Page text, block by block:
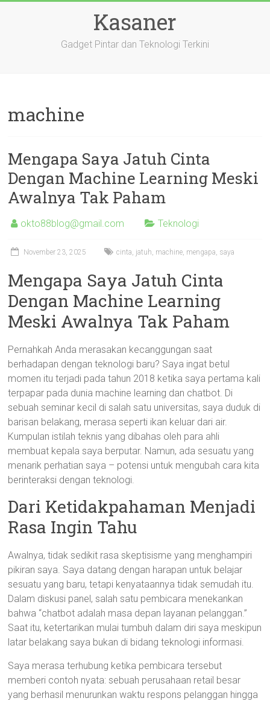
Kasaner
Gadget Pintar dan Teknologi Terkini
machine
Mengapa Saya Jatuh Cinta
Dengan Machine Learning Meski
Awalnya Tak Paham
okto88blog@gmail.com Teknologi
November 23, 2025 cinta, jatuh, machine, mengapa, saya
Mengapa Saya Jatuh Cinta
Dengan Machine Learning
Meski Awalnya Tak Paham
Pernahkah Anda merasakan kecanggungan saat
berhadapan dengan teknologi baru? Saya ingat betul
momen itu terjadi pada tahun 2018 ketika saya pertama kali
terpapar pada dunia machine learning dan chatbot. Di
sebuah seminar kecil di salah satu universitas, saya duduk di
barisan belakang, merasa seperti ikan keluar dari air.
Kumpulan istilah teknis yang dibahas oleh para ahli
membuat kepala saya berputar. Namun, ada sesuatu yang
menarik perhatian saya – potensi untuk mengubah cara kita
berinteraksi dengan teknologi.
Dari Ketidakpahaman Menjadi
Rasa Ingin Tahu
Awalnya, tidak sedikit rasa skeptisisme yang menghampiri
pikiran saya. Saya datang dengan harapan untuk belajar
sesuatu yang baru, tetapi kenyataannya tidak semudah itu.
Dalam diskusi panel, salah satu pembicara menekankan
bahwa “chatbot adalah masa depan layanan pelanggan.”
Saat itu, ketertarikan mulai tumbuh dalam diri saya meskipun
latar belakang saya bukan di bidang teknologi informasi.
Saya merasa terhubung ketika pembicara tersebut
memberi contoh nyata: sebuah perusahaan retail besar
yang berhasil menurunkan waktu respons pelanggan hingga